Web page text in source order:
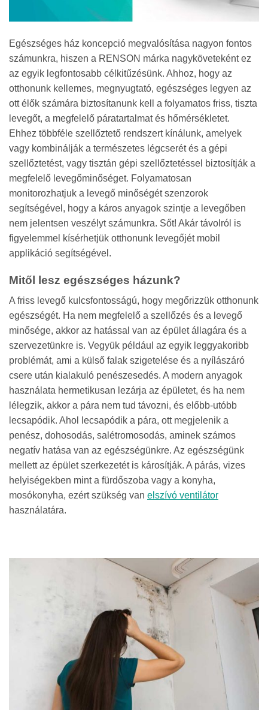
Egészséges ház koncepció megvalósítása nagyon fontos
számunkra, hiszen a RENSON márka nagyköveteként ez
az egyik legfontosabb célkitűzésünk. Ahhoz, hogy az
otthonunk kellemes, megnyugtató, egészséges legyen az
ott élők számára biztosítanunk kell a folyamatos friss, tiszta
levegőt, a megfelelő páratartalmat és hőmérsékletet.
Ehhez többféle szellőztető rendszert kínálunk, amelyek
vagy kombinálják a természetes légcserét és a gépi
szellőztetést, vagy tisztán gépi szellőztetéssel biztosítják a
megfelelő levegőminőséget. Folyamatosan
monitorozhatjuk a levegő minőségét szenzorok
segítségével, hogy a káros anyagok szintje a levegőben
nem jelentsen veszélyt számunkra. Sőt! Akár távolról is
figyelemmel kísérhetjük otthonunk levegőjét mobil
applikáció segítségével.
Mitől lesz egészséges házunk?
A friss levegő kulcsfontosságú, hogy megőrizzük otthonunk
egészségét. Ha nem megfelelő a szellőzés és a levegő
minősége, akkor az hatással van az épület állagára és a
szervezetünkre is. Vegyük például az egyik leggyakoribb
problémát, ami a külső falak szigetelése és a nyílászáró
csere után kialakuló penészesedés. A modern anyagok
használata hermetikusan lezárja az épületet, és ha nem
lélegzik, akkor a pára nem tud távozni, és előbb-utóbb
lecsapódik. Ahol lecsapódik a pára, ott megjelenik a
penész, dohosodás, salétromosodás, aminek számos
negatív hatása van az egészségünkre. Az egészségünk
mellett az épület szerkezetét is károsítják. A párás, vizes
helyiségekben mint a fürdőszoba vagy a konyha,
mosókonyha, ezért szükség van elszívó ventilátor
használatára.